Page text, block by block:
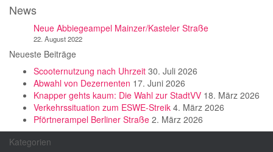
News
Neue Abbiegeampel Mainzer/Kasteler Straße
22. August 2022
Neueste Beiträge
Scooternutzung nach Uhrzeit 30. Juli 2026
Abwahl von Dezernenten 17. Juni 2026
Knapper gehts kaum: Die Wahl zur StadtVV 18. März 2026
Verkehrssituation zum ESWE-Streik 4. März 2026
Pförtnerampel Berliner Straße 2. März 2026
Kategorien